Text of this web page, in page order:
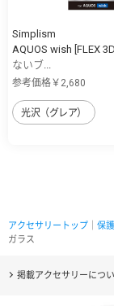
Simplism
AQUOS wish [FLEX
ないブ...
参考価格￥2,680
光沢（グレア）
アクセサリートップ 保
ガラス
掲載アクセサリーにつ